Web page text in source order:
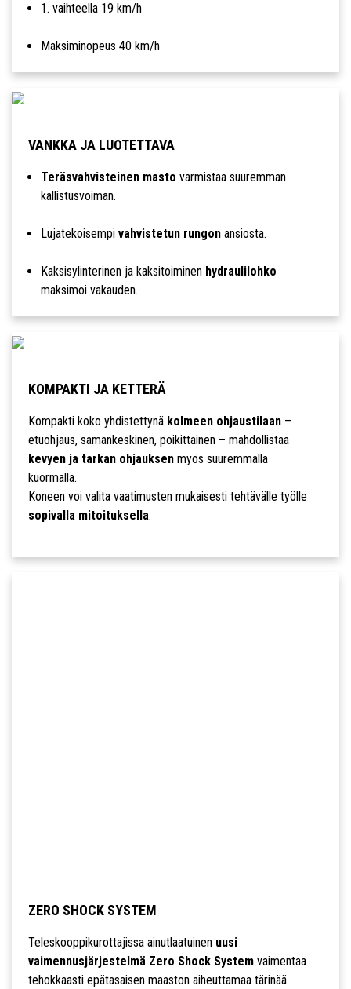
1. vaihteella 19 km/h
Maksiminopeus 40 km/h
VANKKA JA LUOTETTAVA
Teräsvahvisteinen masto varmistaa suuremman
kallistusvoiman.
Lujatekoisempi vahvistetun rungonansiosta.
Kaksisylinterinen ja kaksitoiminen hydraulilohko
maksimoi vakauden.
KOMPAKTI JA KETTERÄ
Kompakti koko yhdistettynä kolmeen ohjaustilaan–
etuohjaus, samankeskinen, poikittainen – mahdollistaa
kevyen ja tarkan ohjauksenmyös suuremmalla
kuormalla.
Koneen voi valita vaatimusten mukaisesti tehtävälle työlle
sopivalla mitoituksella.
ZERO SHOCK SYSTEM
Teleskooppikurottajissa ainutlaatuinen uusi
vaimennusjärjestelmä Zero Shock Systemvaimentaa
tehokkaasti epätasaisen maaston aiheuttamaa tärinää.